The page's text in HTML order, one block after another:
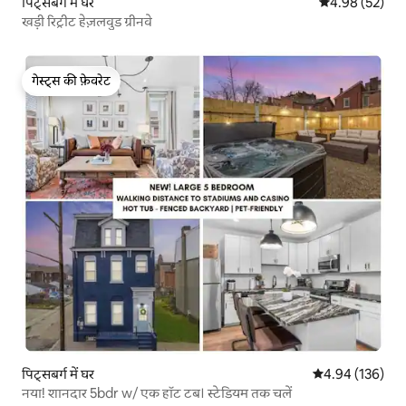
खड़ी रिट्रीट हेज़लवुड ग्रीनवे
गेस्ट्स की फ़ेवरेट
गेस्ट्स की फ़ेवरेट
पिट्सबर्ग में घर औसत रेटिंग 5 में से
4.94 (136)
नया! शानदार 5bdr w/ एक हॉट टब। स्टेडियम तक चलें